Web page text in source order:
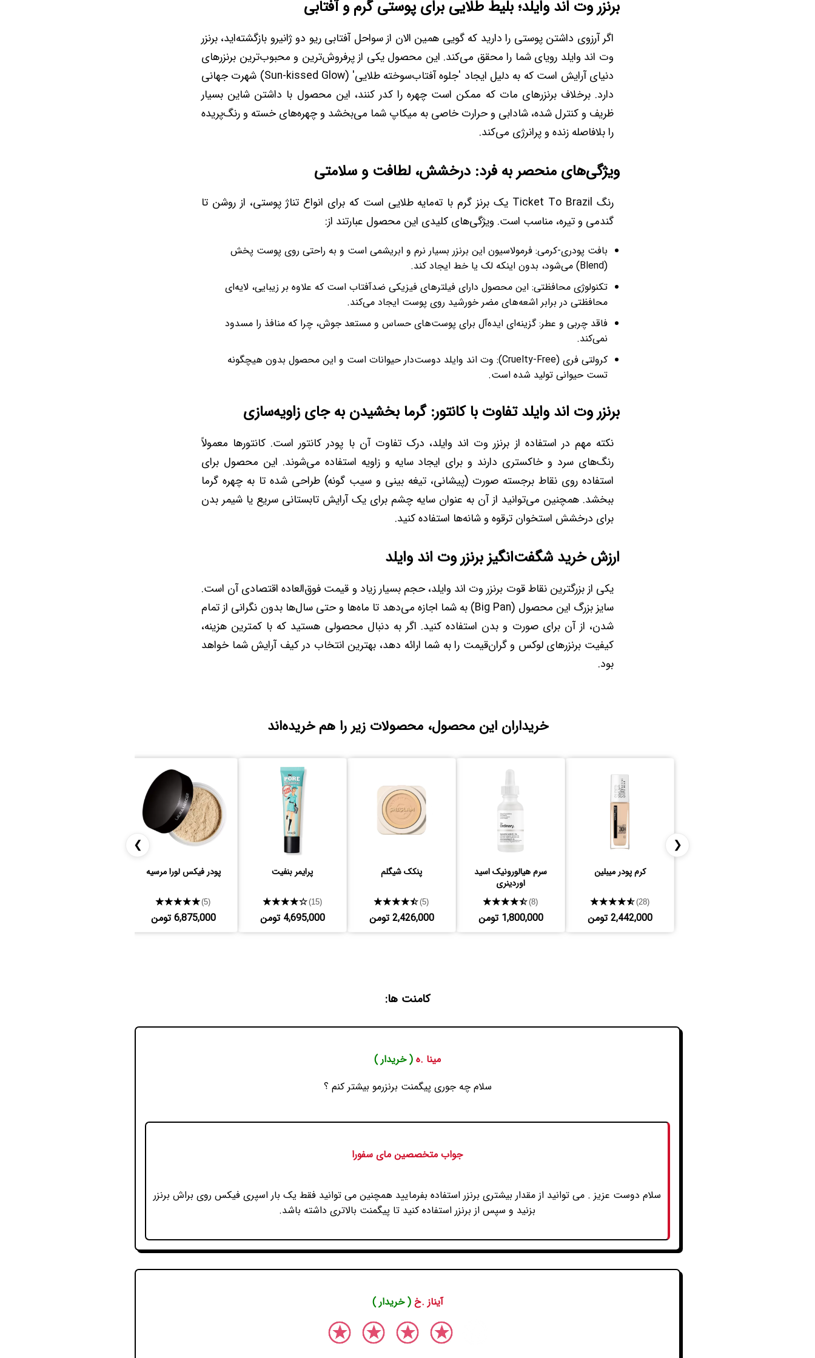
برنزر وت اند وایلد؛ بلیط طلایی برای پوستی گرم و آفتابی
اگر آرزوی داشتن پوستی را دارید که گویی همین الان از سواحل آفتابی ریو دو ژانیرو بازگشته‌اید، برنزر
وت اند وایلد رویای شما را محقق می‌کند. این محصول یکی از پرفروش‌ترین و محبوب‌ترین برنزرهای
دنیای آرایش است که به دلیل ایجاد 'جلوه آفتاب‌سوخته طلایی' (Sun-kissed Glow) شهرت جهانی
دارد. برخلاف برنزرهای مات که ممکن است چهره را کدر کنند، این محصول با داشتن شاین بسیار
ظریف و کنترل شده، شادابی و حرارت خاصی به میکاپ شما می‌بخشد و چهره‌های خسته و رنگ‌پریده
را بلافاصله زنده و پرانرژی می‌کند.
ویژگی‌های منحصر به فرد: درخشش، لطافت و سلامتی
رنگ Ticket To Brazil یک برنز گرم با ته‌مایه طلایی است که برای انواع تناژ پوستی، از روشن تا
گندمی و تیره، مناسب است. ویژگی‌های کلیدی این محصول عبارتند از:
بافت پودری-کرمی: فرمولاسیون این برنزر بسیار نرم و ابریشمی است و به راحتی روی پوست پخش
(Blend) می‌شود، بدون اینکه لک یا خط ایجاد کند.
تکنولوژی محافظتی: این محصول دارای فیلترهای فیزیکی ضدآفتاب است که علاوه بر زیبایی، لایه‌ای
محافظتی در برابر اشعه‌های مضر خورشید روی پوست ایجاد می‌کند.
فاقد چربی و عطر: گزینه‌ای ایده‌آل برای پوست‌های حساس و مستعد جوش، چرا که منافذ را مسدود
نمی‌کند.
کرولتی فری (Cruelty-Free): وت اند وایلد دوست‌دار حیوانات است و این محصول بدون هیچگونه
تست حیوانی تولید شده است.
برنزر وت اند وایلد تفاوت با کانتور: گرما بخشیدن به جای زاویه‌سازی
نکته مهم در استفاده از برنزر وت اند وایلد، درک تفاوت آن با پودر کانتور است. کانتورها معمولاً
رنگ‌های سرد و خاکستری دارند و برای ایجاد سایه و زاویه استفاده می‌شوند. این محصول برای
استفاده روی نقاط برجسته صورت (پیشانی، تیغه بینی و سیب گونه) طراحی شده تا به چهره گرما
ببخشد. همچنین می‌توانید از آن به عنوان سایه چشم برای یک آرایش تابستانی سریع یا شیمر بدن
برای درخشش استخوان ترقوه و شانه‌ها استفاده کنید.
ارزش خرید شگفت‌انگیز برنزر وت اند وایلد
یکی از بزرگترین نقاط قوت برنزر وت اند وایلد، حجم بسیار زیاد و قیمت فوق‌العاده اقتصادی آن است.
سایز بزرگ این محصول (Big Pan) به شما اجازه می‌دهد تا ماه‌ها و حتی سال‌ها بدون نگرانی از تمام
شدن، از آن برای صورت و بدن استفاده کنید. اگر به دنبال محصولی هستید که با کمترین هزینه،
کیفیت برنزرهای لوکس و گران‌قیمت را به شما ارائه دهد، بهترین انتخاب در کیف آرایش شما خواهد
بود.
خریداران این محصول، محصولات زیر را هم خریده‌اند
❮
کرم پودر میبلین
★★★★★(28)
2,442,000 تومن
سرم هیالورونیک اسید
اوردینری
★★★★★(8)
1,800,000 تومن
پنکک شیگلم
★★★★★(5)
2,426,000 تومن
پرایمر بنفیت
★★★★★(15)
4,695,000 تومن
پودر فیکس لورا مرسیه
★★★★★(5)
6,875,000 تومن
❯
کامنت ها:
مینا .ه ( خریدار )
سلام چه جوری پیگمنت برنزرمو بیشتر کنم ؟
جواب متخصصین مای سفورا
سلام دوست عزیز . می توانید از مقدار بیشتری برنزر استفاده بفرمایید همچنین می توانید فقط یک بار اسپری فیکس روی براش برنزر
بزنید و سپس از برنزر استفاده کنید تا پیگمنت بالاتری داشته باشد.
آیناز .خ( خریدار )